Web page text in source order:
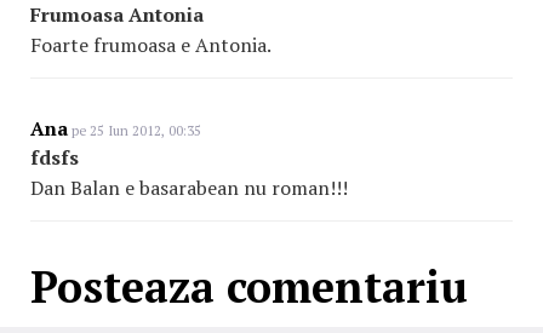
Frumoasa Antonia
Foarte frumoasa e Antonia.
Ana pe 25 Iun 2012, 00:35
fdsfs
Dan Balan e basarabean nu roman!!!
Posteaza comentariu